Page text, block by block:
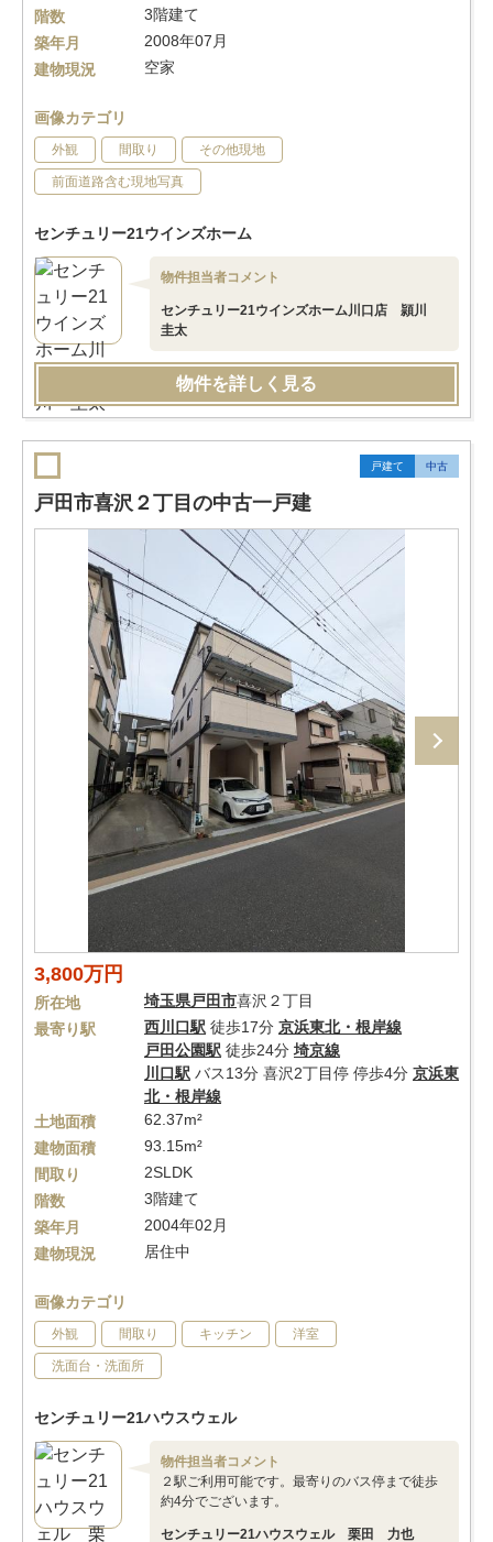
階数
3階建て
築年月
2008年07月
建物現況
空家
画像カテゴリ
外観 間取り その他現地
前面道路含む現地写真
センチュリー21ウインズホーム
物件担当者コメント
センチュリー21ウインズホーム川口店 頴川
圭太
物件を詳しく見る
戸建て 中古
戸田市喜沢２丁目の中古一戸建
3,800万円
所在地 埼玉県戸田市喜沢２丁目
最寄り駅
西川口駅 徒歩17分 京浜東北・根岸線
戸田公園駅 徒歩24分 埼京線
川口駅 バス13分 喜沢2丁目停 停歩4分 京浜東
北・根岸線
土地面積
62.37m²
建物面積
93.15m²
間取り
2SLDK
階数
3階建て
築年月
2004年02月
建物現況
居住中
画像カテゴリ
外観 間取り キッチン 洋室
洗面台・洗面所
センチュリー21ハウスウェル
物件担当者コメント
２駅ご利用可能です。最寄りのバス停まで徒歩
約4分でございます。
センチュリー21ハウスウェル 栗田 力也